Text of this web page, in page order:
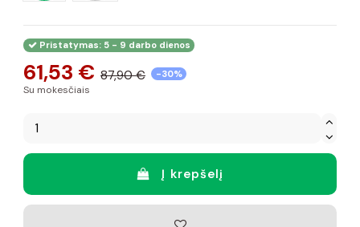
Pristatymas: 5 - 9 darbo dienos
61,53 € 87,90 € -30%
Su mokesčiais
Į krepšelį